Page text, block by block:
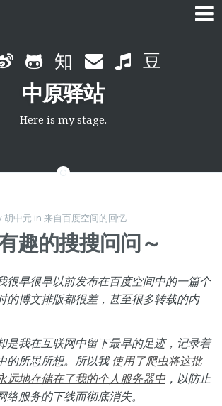
中原驿站
Here is my stage.
胡中元 in 来自百度空间的回忆
趣的搜搜问问～
很早很早以前发布在百度空间中的一篇个
的博文排版都很差，甚至很多转载的内
是我在互联网中留下最早的足迹，记录着
的所思所想。所以我使用了爬虫将这批
远地存储在了我的个人服务器中，以防止
络服务的下线而彻底消失。